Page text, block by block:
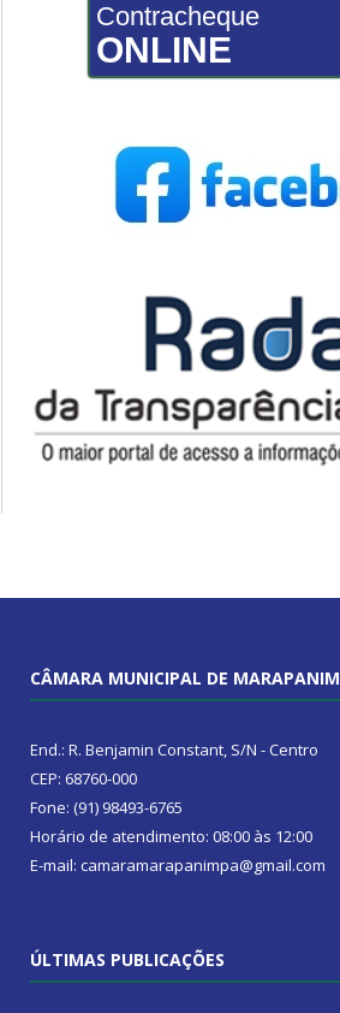
Contracheque
ONLINE
CÂMARA MUNICIPAL DE MARAPANIM
End.: R. Benjamin Constant, S/N - Centro
CEP: 68760-000
Fone: (91) 98493-6765
Horário de atendimento: 08:00 às 12:00
E-mail: camaramarapanimpa@gmail.com
ÚLTIMAS PUBLICAÇÕES